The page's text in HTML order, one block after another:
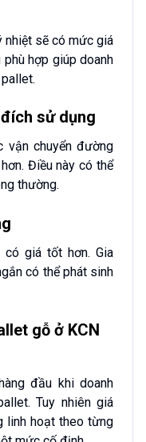
nhiệt sẽ có mức giá
hợp giúp doanh
sử dụng
vận chuyển đường
Điều này có thể
thường.
giá tốt hơn. Gia
có thể phát sinh
gỗ ở KCN
đầu khi doanh
Tuy nhiên giá
linh hoạt theo từng